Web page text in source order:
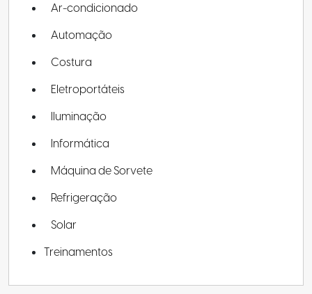
Ar-condicionado
Automação
Costura
Eletroportáteis
Iluminação
Informática
Máquina de Sorvete
Refrigeração
Solar
Treinamentos